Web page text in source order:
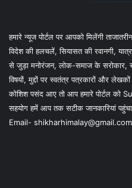
हमारे न्यूज पोर्टल पर आपको मिलेंगी
विदेश की हलचलें, सियासत की रवानगी,
से जुड़ा मनोरंजन, लोक-समाज के सरोकार,
विषयों, मुद्दों पर स्वतंत्र पत्रकारों और
कोशिश पसंद आए तो आप हमारे पोर्टल
सहयोग हमें आप तक सटीक जानकारियां
Email- shikharhimalay@gmail.com